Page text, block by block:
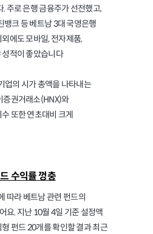
주로 은행 금융주가 선전했고,
뱅크 등 베트남 3대 국영은행
에도 모바일, 전자제품,
성적이 좋았습니다
업의 시가 총액을 나타내는
증권거래소(HNX)와
또한 연초대비 크게
수익률 껑충
따라 베트남 관련 펀드의
요. 지난 10월 4일 기준 설정액
펀드 20개를 확인할 결과 최근